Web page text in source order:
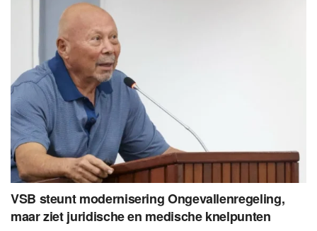
VSB steunt modernisering Ongevallenregeling,
maar ziet juridische en medische knelpunten